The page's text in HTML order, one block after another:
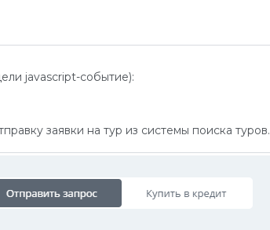
javascript-событие):
заявки на тур из системы поиска туров.